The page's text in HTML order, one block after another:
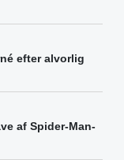
efter alvorlig
af Spider-Man-